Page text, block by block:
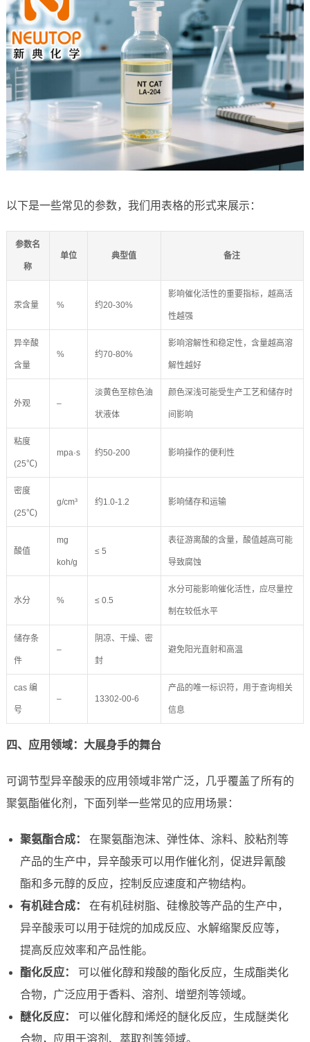
以下是一些常见的参数，我们用表格的形式来展示：
参数名
称
单位 典型值 备注
汞含量 % 约20-30%
影响催化活性的重要指标，越高活
性越强
异辛酸
含量
% 约70-80%
影响溶解性和稳定性，含量越高溶
解性越好
外观 –
淡黄色至棕色油
状液体
颜色深浅可能受生产工艺和储存时
间影响
粘度
(25℃)
mpa·s 约50-200 影响操作的便利性
密度
(25℃)
g/cm³ 约1.0-1.2 影响储存和运输
酸值
mg
koh/g
≤ 5
表征游离酸的含量，酸值越高可能
导致腐蚀
水分 % ≤ 0.5
水分可能影响催化活性，应尽量控
制在较低水平
储存条
件
–
阴凉、干燥、密
封
避免阳光直射和高温
cas 编
号
– 13302-00-6
产品的唯一标识符，用于查询相关
信息
四、应用领域：大展身手的舞台
可调节型异辛酸汞的应用领域非常广泛，几乎覆盖了所有的
聚氨酯催化剂，下面列举一些常见的应用场景：
聚氨酯合成：
在聚氨酯泡沫、弹性体、涂料、胶粘剂等
产品的生产中，异辛酸汞可以用作催化剂，促进异氰酸
酯和多元醇的反应，控制反应速度和产物结构。
有机硅合成：
在有机硅树脂、硅橡胶等产品的生产中，
异辛酸汞可以用于硅烷的加成反应、水解缩聚反应等，
提高反应效率和产品性能。
酯化反应：
可以催化醇和羧酸的酯化反应，生成酯类化
合物，广泛应用于香料、溶剂、增塑剂等领域。
醚化反应：
可以催化醇和烯烃的醚化反应，生成醚类化
合物，应用于溶剂、萃取剂等领域。